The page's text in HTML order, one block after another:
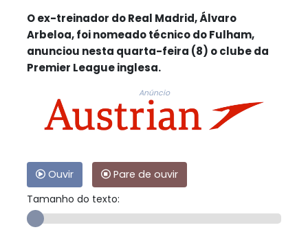
O ex-treinador do Real Madrid, Álvaro
Arbeloa, foi nomeado técnico do Fulham,
anunciou nesta quarta-feira (8) o clube da
Premier League inglesa.
Anúncio
Ouvir
Pare de ouvir
Tamanho do texto: